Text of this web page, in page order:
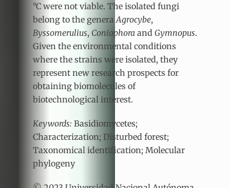
°C were not viable. The isolated fungi
belong to the genera Agrocybe,
Byssomerulius, Coniophora and Gymnopus.
Given the environmental conditions
where the strains were isolated, they
represent new research prospects for
obtaining biomolecules of
biotechnological interest.
Keywords: Basidiomycetes;
Characterization; Disturbed forest;
Taxonomical identification; Molecular
phylogeny